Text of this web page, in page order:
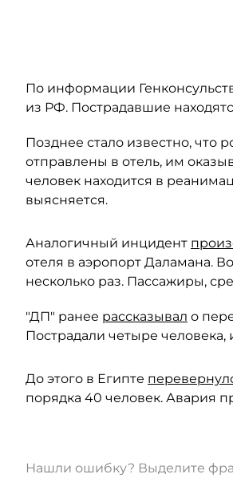
По информации
из РФ. Пострадавшие
Позднее стало известно, что
отправлены в отель, им
человек находится в
выясняется.
Аналогичный инцидент
отеля в аэропорт Даламана.
несколько раз. Пассажиры,
"ДП" ранее рассказывал о
Пострадали четыре человека,
До этого в Египте
порядка 40 человек. Авария
Нашли ошибку? Выделите